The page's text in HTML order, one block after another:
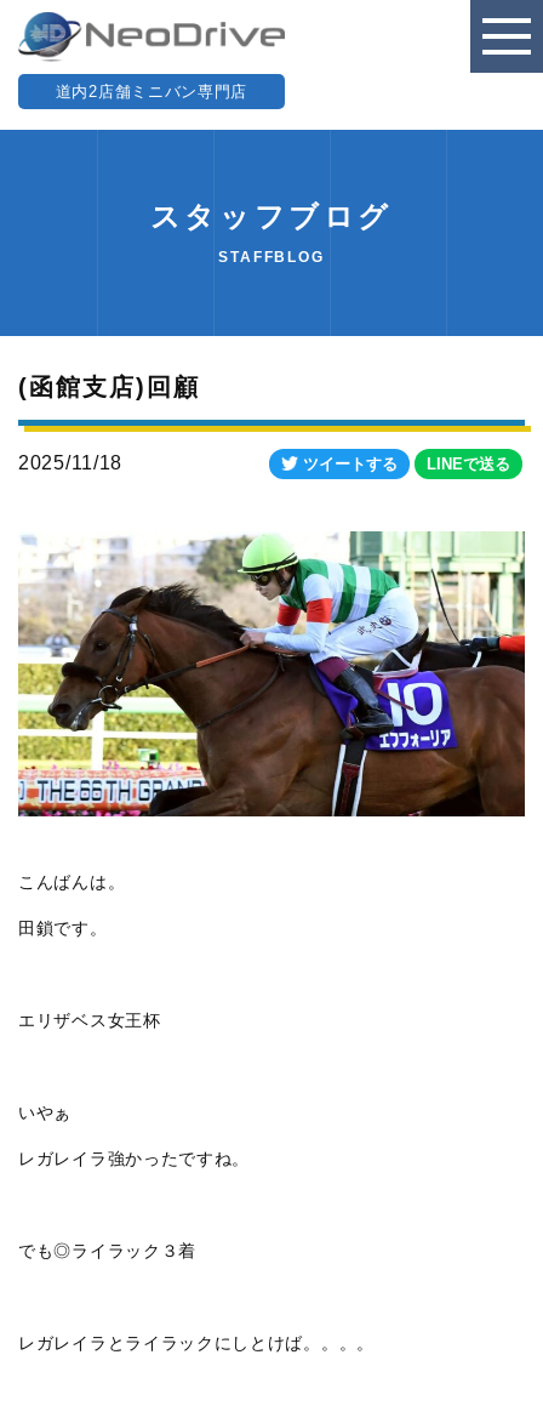
道内2店舗ミニバン専門店
スタッフブログ
STAFFBLOG
(函館支店)回顧
2025/11/18 ツイートする LINEで送る
こんばんは。
田鎖です。
エリザベス女王杯
いやぁ
レガレイラ強かったですね。
でも◎ライラック３着
レガレイラとライラックにしとけば。。。。